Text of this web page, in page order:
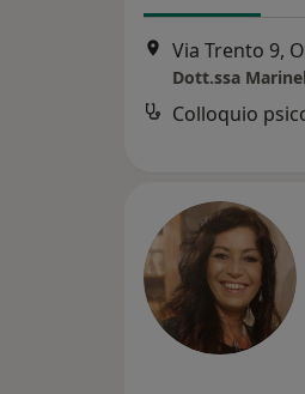
Via Trento 9,
Dott.ssa
Colloquio